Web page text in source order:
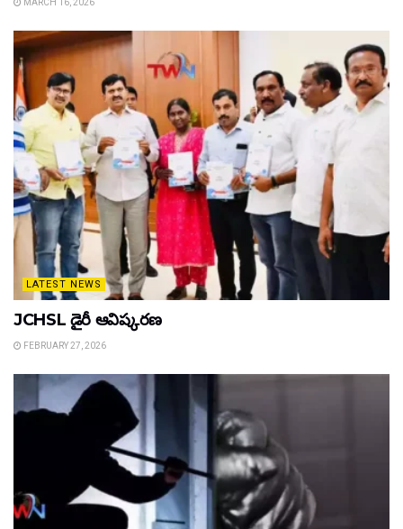
MARCH 16, 2026
LATEST NEWS
JCHSL డైరీ ఆవిష్కరణ
FEBRUARY 27, 2026